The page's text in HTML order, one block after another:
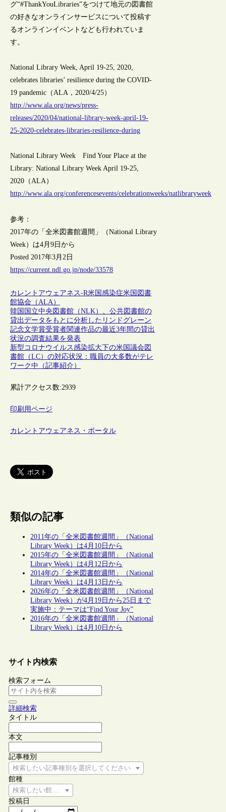
グ“#ThankYouLibraries”をつけて地元の図書館
の好きなオンラインサービスについて投稿す
るオンラインイベントなども行われていま
す。
National Library Week, April 19-25, 2020,
celebrates libraries’ resilience during the COVID-
19 pandemic（ALA，2020/4/25）
http://www.ala.org/news/press-
releases/2020/04/national-library-week-april-19-
25-2020-celebrates-libraries-resilience-during
National Library Week Find Your Place at the
Library: National Library Week April 19-25,
2020（ALA）
http://www.ala.org/conferencesevents/celebrationweeks/natlibraryweek
参考：
2017年の「全米図書館週間」（National Library
Week）は4月9日から
Posted 2017年3月2日
https://current.ndl.go.jp/node/33578
カレントアウェアネス-R米国感染症米国図書
館協会（ALA）
韓国国立中央図書館（NLK）、公共図書館の
貸出データをもとに分析したリンドグレーン
記念文学賞受賞者関連作品の最近3年間の貸出
状況の調査結果を発表
新型コロナウイルス感染拡大下の米国議会図
書館（LC）の対応状況：職員の大多数がテレ
ワーク中（記事紹介）
累計アクセス数:2939
印刷用ページ
カレントアウェアネス・ポータル
類似の記事
2011年の「全米図書館週間」（National
Library Week）は4月10日から
2015年の「全米図書館週間」（National
Library Week）は4月12日から
2014年の「全米図書館週間」（National
Library Week）は4月13日から
2026年の「全米図書館週間」（National
Library Week）が4月19日から25日まで
実施中：テーマは“Find Your Joy”
2016年の「全米図書館週間」（National
Library Week）は4月10日から
サイト内検索
検索フォーム
詳細検索
タイトル
本文
記事種別
検索したい記事種別を選択してください
館種
検索したい館種を選択してください
投稿日